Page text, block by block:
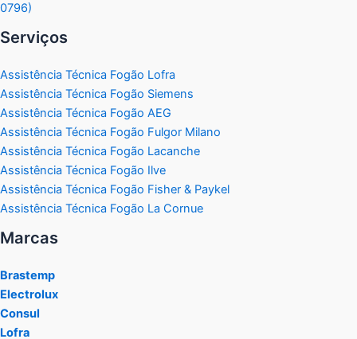
0796)
Serviços
Assistência Técnica Fogão Lofra
Assistência Técnica Fogão Siemens
Assistência Técnica Fogão AEG
Assistência Técnica Fogão Fulgor Milano
Assistência Técnica Fogão Lacanche
Assistência Técnica Fogão Ilve
Assistência Técnica Fogão Fisher & Paykel
Assistência Técnica Fogão La Cornue
Marcas
Brastemp
Electrolux
Consul
Lofra